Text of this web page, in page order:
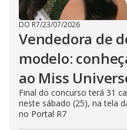
DO R7/23/07/2026
Vendedora de
modelo:
ao Miss
Final do concurso terá 31
neste sábado (25), na tela
no Portal R7